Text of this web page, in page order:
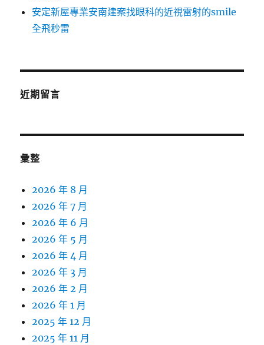
安定新屋專業安南建案找眼科的近視雷射的smile
全飛秒雷
近期留言
彙整
2026 年 8 月
2026 年 7 月
2026 年 6 月
2026 年 5 月
2026 年 4 月
2026 年 3 月
2026 年 2 月
2026 年 1 月
2025 年 12 月
2025 年 11 月